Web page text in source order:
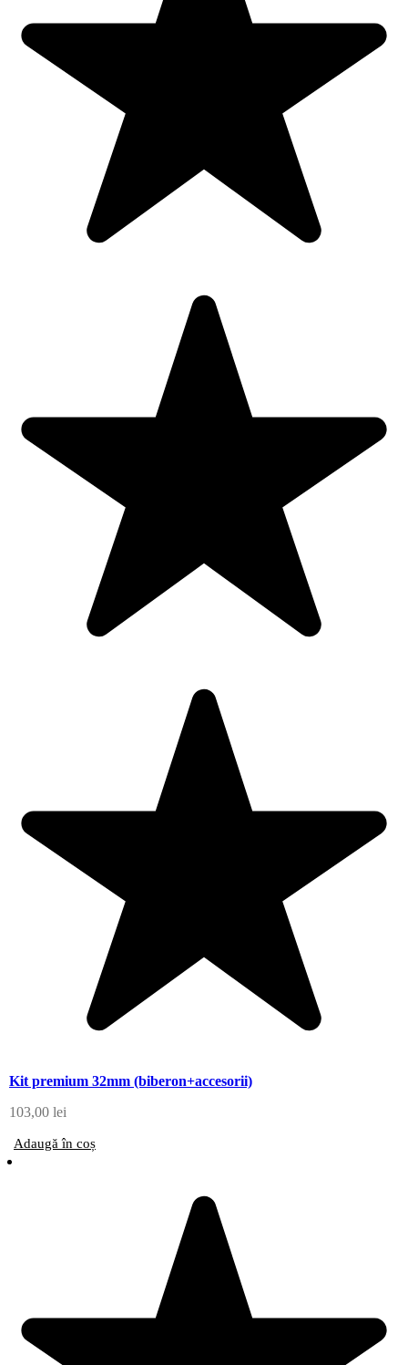
Kit premium 32mm (biberon+accesorii)
103,00 lei
Adaugă în coș